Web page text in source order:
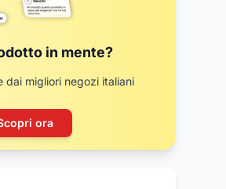
in mente?
dai migliori negozi italiani
ora